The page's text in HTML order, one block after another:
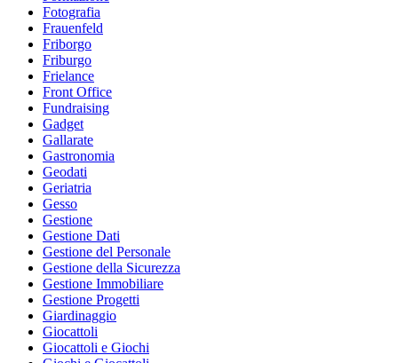
Fotografia
Frauenfeld
Friborgo
Friburgo
Frielance
Front Office
Fundraising
Gadget
Gallarate
Gastronomia
Geodati
Geriatria
Gesso
Gestione
Gestione Dati
Gestione del Personale
Gestione della Sicurezza
Gestione Immobiliare
Gestione Progetti
Giardinaggio
Giocattoli
Giocattoli e Giochi